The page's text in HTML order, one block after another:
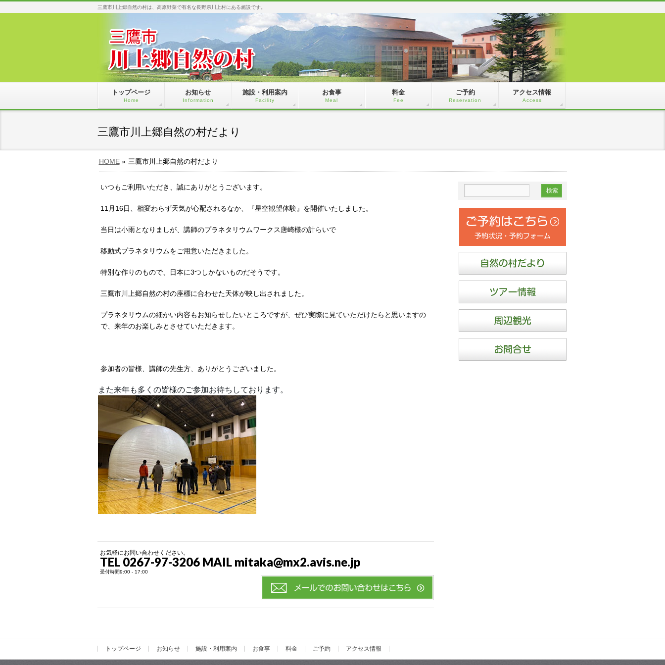
三鷹市川上郷自然の村は、高原野菜で有名な長野県川上村にある施設です。
トップページ
Home
お知らせ
Information
施設・利用案内
Facility
お食事
Meal
料金
Fee
ご予約
Reservation
アクセス情報
Access
三鷹市川上郷自然の村だより
HOME» 三鷹市川上郷自然の村だより
いつもご利用いただき、誠にありがとうございます。
11月16日、相変わらず天気が心配されるなか、『星空観望体験』を開催いたしました。
当日は小雨となりましが、講師のプラネタリウムワークス唐崎様の計らいで
移動式プラネタリウムをご用意いただきました。
特別な作りのもので、日本に3つしかないものだそうです。
三鷹市川上郷自然の村の座標に合わせた天体が映し出されました。
プラネタリウムの細かい内容もお知らせしたいところですが、ぜひ実際に見ていただけたらと思いますの
で、来年のお楽しみとさせていただきます。
参加者の皆様、講師の先生方、ありがとうございました。
また来年も多くの皆様のご参加お待ちしております。
お気軽にお問い合わせください。
TEL 0267-97-3206 MAIL mitaka@mx2.avis.ne.jp
受付時間9:00 - 17:00
トップページ お知らせ 施設・利用案内 お食事 料金 ご予約 アクセス情報